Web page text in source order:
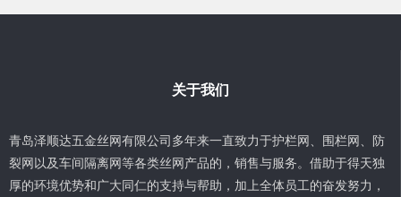
关于我们
青岛泽顺达五金丝网有限公司多年来一直致力于护栏网、围栏网、防
裂网以及车间隔离网等各类丝网产品的，销售与服务。借助于得天独
厚的环境优势和广大同仁的支持与帮助，加上全体员工的奋发努力，